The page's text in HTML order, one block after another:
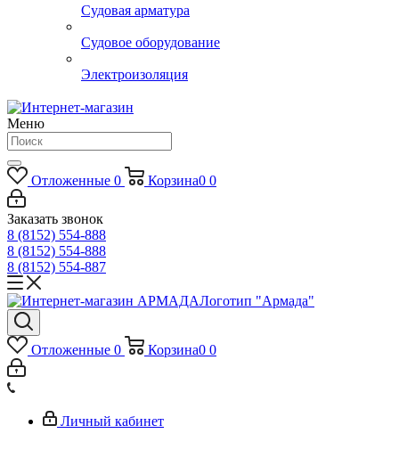
Судовая арматура
Судовое оборудование
Электроизоляция
Меню
Отложенные 0 Корзина0 0
Заказать звонок
8 (8152) 554-888
8 (8152) 554-888
8 (8152) 554-887
Логотип "Армада"
Отложенные 0 Корзина0 0
Личный кабинет